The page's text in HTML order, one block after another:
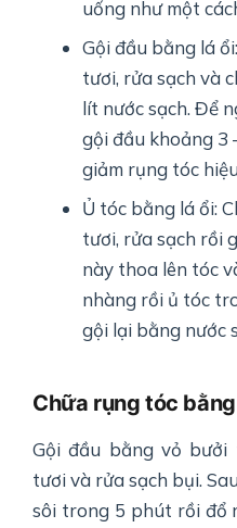
uống như một
Gội đầu bằng lá
tươi, rửa sạch và
lít nước sạch. Để
gội đầu khoảng 3
giảm rụng tóc
Ủ tóc bằng lá ổi:
tươi, rửa sạch rồi
này thoa lên tóc
nhàng rồi ủ tóc
gội lại bằng nước
Chữa rụng tóc
Gội đầu bằng vỏ
tươi và rửa sạch bụi.
sôi trong 5 phút rồi đổ